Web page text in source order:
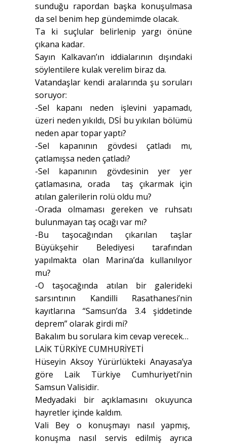
sunduğu rapordan başka konuşulmasa
da sel benim hep gündemimde olacak.
Ta ki suçlular belirlenip yargı önüne
çıkana kadar.
Sayın Kalkavan’ın iddialarının dışındaki
söylentilere kulak verelim biraz da.
Vatandaşlar kendi aralarında şu soruları
soruyor:
-Sel kapanı neden işlevini yapamadı,
üzeri neden yıkıldı, DSİ bu yıkılan bölümü
neden apar topar yaptı?
-Sel kapanının gövdesi çatladı mı,
çatlamışsa neden çatladı?
-Sel kapanının gövdesinin yer yer
çatlamasına, orada taş çıkarmak için
atılan galerilerin rolü oldu mu?
-Orada olmaması gereken ve ruhsatı
bulunmayan taş ocağı var mı?
-Bu taşocağından çıkarılan taşlar
Büyükşehir Belediyesi tarafından
yapılmakta olan Marina’da kullanılıyor
mu?
-O taşocağında atılan bir galerideki
sarsıntının Kandilli Rasathanesi’nin
kayıtlarına “Samsun’da 3.4 şiddetinde
deprem” olarak girdi mi?
Bakalım bu sorulara kim cevap verecek…
LAİK TÜRKİYE CUMHURİYETİ
Hüseyin Aksoy Yürürlükteki Anayasa’ya
göre Laik Türkiye Cumhuriyeti’nin
Samsun Valisidir.
Medyadaki bir açıklamasını okuyunca
hayretler içinde kaldım.
Vali Bey o konuşmayı nasıl yapmış,
konuşma nasıl servis edilmiş ayrıca